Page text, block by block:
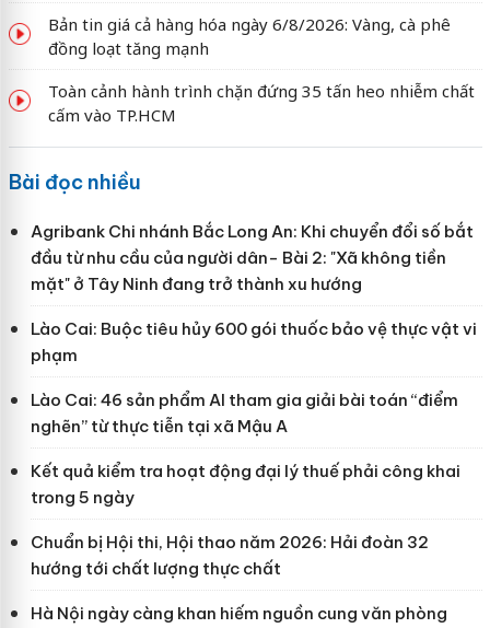
Bản tin giá cả hàng hóa ngày 6/8/2026: Vàng, cà phê
đồng loạt tăng mạnh
Toàn cảnh hành trình chặn đứng 35 tấn heo nhiễm chất
cấm vào TP.HCM
Bài đọc nhiều
Agribank Chi nhánh Bắc Long An: Khi chuyển đổi số bắt
đầu từ nhu cầu của người dân- Bài 2: "Xã không tiền
mặt" ở Tây Ninh đang trở thành xu hướng
Lào Cai: Buộc tiêu hủy 600 gói thuốc bảo vệ thực vật vi
phạm
Lào Cai: 46 sản phẩm AI tham gia giải bài toán “điểm
nghẽn” từ thực tiễn tại xã Mậu A
Kết quả kiểm tra hoạt động đại lý thuế phải công khai
trong 5 ngày
Chuẩn bị Hội thi, Hội thao năm 2026: Hải đoàn 32
hướng tới chất lượng thực chất
Hà Nội ngày càng khan hiếm nguồn cung văn phòng